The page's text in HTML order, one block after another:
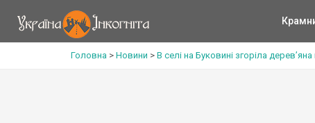
Головна > Новини > В селі на Буковині згоріла